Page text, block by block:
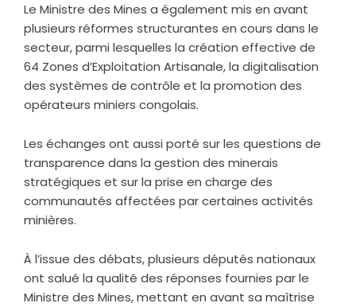
Le Ministre des Mines a également mis en avant
plusieurs réformes structurantes en cours dans le
secteur, parmi lesquelles la création effective de
64 Zones d’Exploitation Artisanale, la digitalisation
des systèmes de contrôle et la promotion des
opérateurs miniers congolais.
Les échanges ont aussi porté sur les questions de
transparence dans la gestion des minerais
stratégiques et sur la prise en charge des
communautés affectées par certaines activités
minières.
À l’issue des débats, plusieurs députés nationaux
ont salué la qualité des réponses fournies par le
Ministre des Mines, mettant en avant sa maîtrise